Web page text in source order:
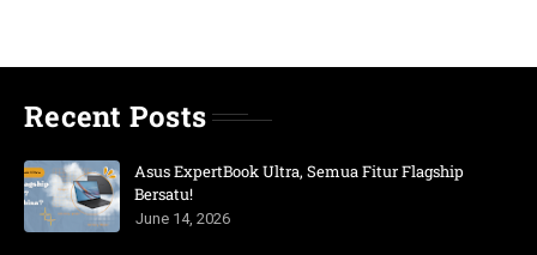
Recent Posts
Asus ExpertBook Ultra, Semua Fitur Flagship
Bersatu!
June 14, 2026